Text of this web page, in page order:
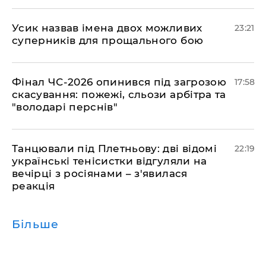
​Усик назвав імена двох можливих
суперників для прощального бою
23:21
​Фінал ЧС-2026 опинився під загрозою
скасування: пожежі, сльози арбітра та
"володарі перснів"
17:58
​Танцювали під Плетньову: дві відомі
українські тенісистки відгуляли на
вечірці з росіянами – з'явилася
реакція
22:19
Більше